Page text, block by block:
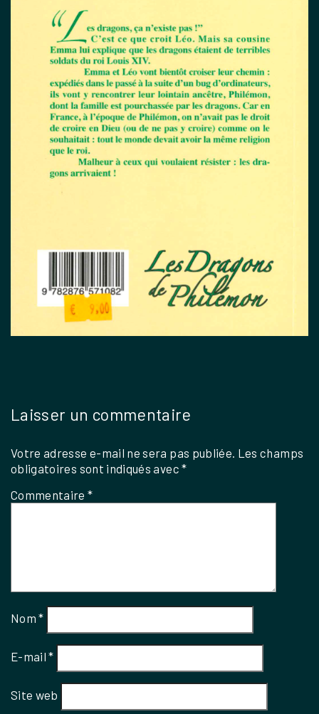
Laisser un commentaire
Votre adresse e-mail ne sera pas publiée. Les champs
obligatoires sont indiqués avec*
Commentaire*
Nom*
E-mail*
Site web